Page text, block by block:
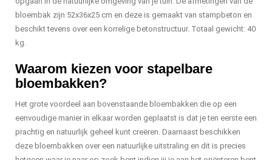
bloembak zijn 52x36x25 cm en deze is gemaakt van stampbeton en
beschikt tevens over een korrelige betonstructuur. Totaal gewicht: 40
kg.
Waarom kiezen voor stapelbare
bloembakken?
Het grote voordeel aan bovenstaande bloembakken die op een
eenvoudige manier in elkaar worden geplaatst is dat je ten eerste een
prachtig en natuurlijk geheel kunt creëren. Daarnaast beschikken
deze bloembakken over een natuurlijke uitstraling en dit is precies